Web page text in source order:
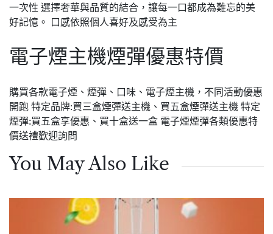
一次性 選擇奢華與品質的結合，讓每一口都成為難忘的美
好記憶。 口感依照個人喜好及感受為主
電子煙主機煙彈優惠特價
購買各款電子煙、煙彈、口味、電子煙主機，不同活動優惠
開跑 特定品牌:買三盒煙彈送主機、買五盒煙彈送主機 特定
煙彈:買五盒享優惠、買十盒送一盒 電子煙煙彈各類優惠特
價送禮歡迎詢問
You May Also Like